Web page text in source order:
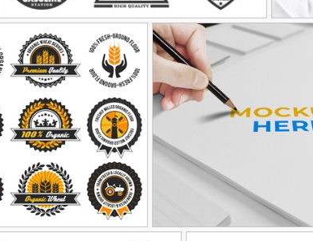
مجموعه لوگوی پمپ بنزین تومان
90,000